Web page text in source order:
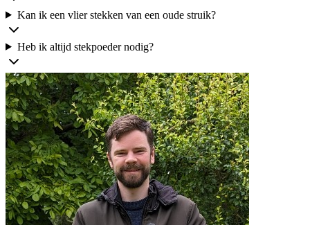
Kan ik een vlier stekken van een oude struik?
Heb ik altijd stekpoeder nodig?